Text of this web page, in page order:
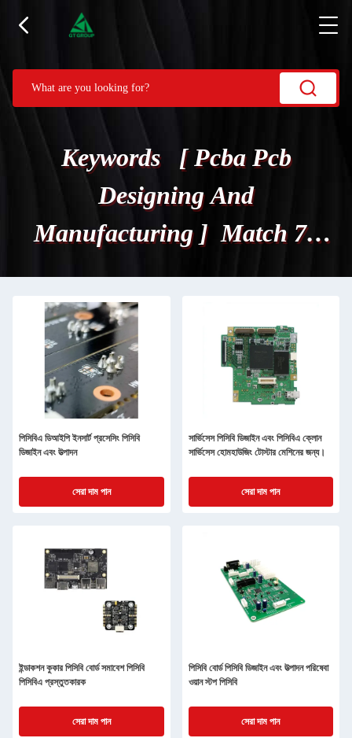
Keywords [ Pcba Pcb
Designing And
Manufacturing ] Match 79
পণ্য.
পিসিবিএ ডিআইপি ইনসার্ট প্রসেসিং পিসিবি
ডিজাইন এবং উত্পাদন
সেরা দাম পান
সার্ভিসেস পিসিবি ডিজাইন এবং পিসিবিএ ক্লোন
সার্ভিসেস হোমহাউজিং টোস্টার মেশিনের জন্য।
সেরা দাম পান
ইন্ডাকশন কুকার পিসিবি বোর্ড সমাবেশ পিসিবি
পিসিবিএ প্রস্তুতকারক
সেরা দাম পান
পিসিবি বোর্ড পিসিবি ডিজাইন এবং উত্পাদন পরিষেবা
ওয়ান স্টপ পিসিবি
সেরা দাম পান